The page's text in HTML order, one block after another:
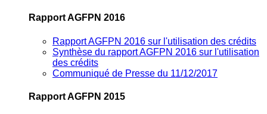
Rapport AGFPN 2016
Rapport AGFPN 2016 sur l'utilisation des crédits
Synthèse du rapport AGFPN 2016 sur l'utilisation
des crédits
Communiqué de Presse du 11/12/2017
Rapport AGFPN 2015